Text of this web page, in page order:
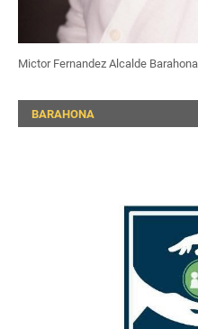
Mictor Fernandez Alcalde Barahona
BARAHONA